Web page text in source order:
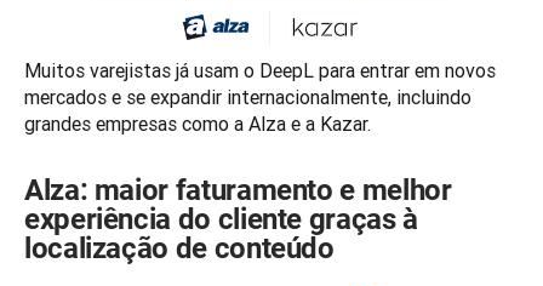
Muitos varejistas já usam o DeepL para entrar em novos
mercados e se expandir internacionalmente, incluindo
grandes empresas como a Alza e a Kazar.
Alza: maior faturamento e melhor
experiência do cliente graças à
localização de conteúdo